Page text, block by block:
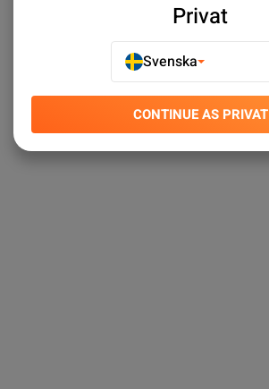
Privat
Svenska
CONTINUE AS PRIVAT